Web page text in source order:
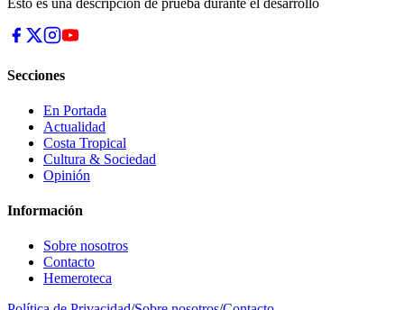
Esto es una descripción de prueba durante el desarrollo
Secciones
En Portada
Actualidad
Costa Tropical
Cultura & Sociedad
Opinión
Información
Sobre nosotros
Contacto
Hemeroteca